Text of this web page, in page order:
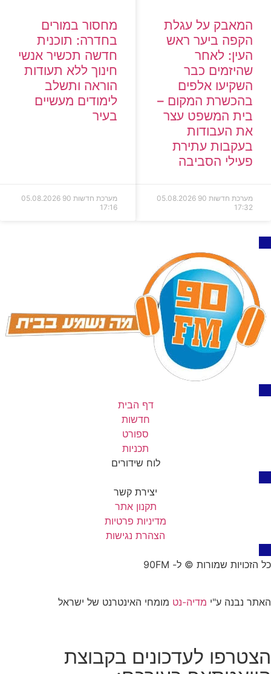
המאבק על עגלת
הקפה ביער ראש
העין: לאחר
שהיזמים כבר
השקיעו אלפים
בהכשרת המקום –
בית המשפט עצר
את העבודות
בעקבות עתירת
פעילי הסביבה
מערכת חדשות 90
05.08.2026
17:32
מחסור במורים
בחדרה: תוכנית
חדשה תכשיר אנשי
חינוך ללא תעודות
הוראה ותשלב
לימודים מעשיים
בעיר
מערכת חדשות 90
05.08.2026
17:16
דף הבית
חדשות
ספורט
תכניות
לוח שידורים
יצירת קשר
תקנון אתר
מדיניות פרטיות
הצהרת נגישות
כל הזכויות שמורות © ל- 90FM
האתר נבנה ע"י מדיה-נט מומחי האינטרנט של ישראל
הצטרפו לעדכונים בקבוצת